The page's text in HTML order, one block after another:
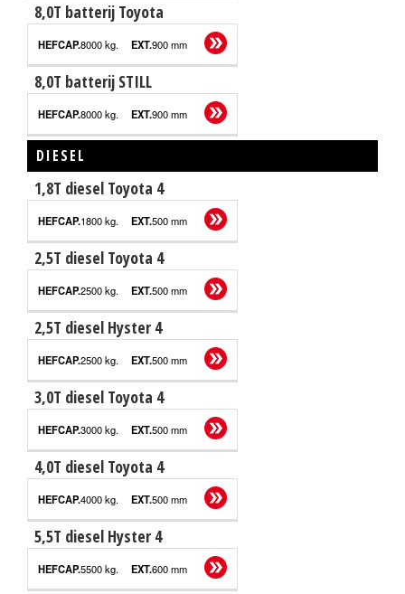
8,0T batterij Toyota
8000 kg. 900 mm
8,0T batterij STILL
8000 kg. 900 mm
DIESEL
HEFCAPACITEIT
EXTRA
VELD
1,8T diesel Toyota 4
1800 kg. 500 mm
2,5T diesel Toyota 4
2500 kg. 500 mm
2,5T diesel Hyster 4
2500 kg. 500 mm
3,0T diesel Toyota 4
3000 kg. 500 mm
4,0T diesel Toyota 4
4000 kg. 500 mm
5,5T diesel Hyster 4
5500 kg. 600 mm